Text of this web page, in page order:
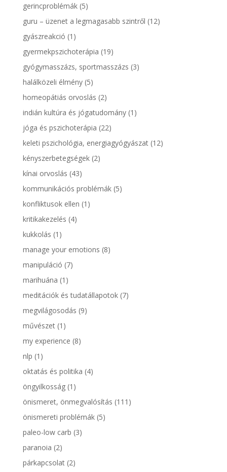
gerincproblémák(5)
guru – üzenet a legmagasabb szintről (12)
gyászreakció (1)
gyermekpszichoterápia (19)
gyógymasszázs, sportmasszázs (3)
halálközeli élmény(5)
homeopátiás orvoslás (2)
indián kultúra és jógatudomány(1)
jóga és pszichoterápia (22)
keleti pszichológia, energiagyógyászat(12)
kényszerbetegségek(2)
kínai orvoslás (43)
kommunikációs problémák(5)
konfliktusok ellen (1)
kritikakezelés (4)
kukkolás (1)
manage your emotions (8)
manipuláció (7)
marihuána (1)
meditációk és tudatállapotok(7)
megvilágosodás (9)
művészet(1)
my experience (8)
nlp (1)
oktatás és politika (4)
öngyilkosság(1)
önismeret, önmegvalósítás (111)
önismereti problémák(5)
paleo-low carb (3)
paranoia (2)
párkapcsolat(2)